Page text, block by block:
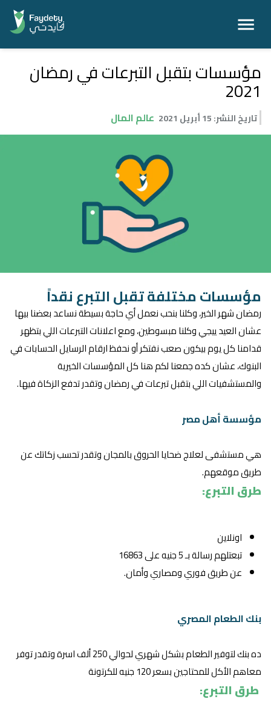
مؤسسات بتقبل التبرعات في رمضان
2021
تاريخ النشر:15 أبريل 2021 عالم المال
مؤسسات مختلفة تقبل التبرع نقداً
رمضان شهر الخير، وكلنا بنحب نعمل أي حاجة بسيطة نساعد بعضنا بيها
عشان العيد ييجي وكلنا مبسوطين، ومع اعلانات التبرعات اللي بتظهر
قدامنا كل يوم بيكون صعب نفتكر أو نحفظ ارقام الرسايل الحسابات في
البنوك، عشان كده جمعنا لكم هنا كل المؤسسات الخيرية
والمستشفيات اللي بتقبل تبرعات في رمضان وتقدر تدفع الزكاة فيها.
مؤسسة أهل مصر
هي مستشفى لعلاج ضحايا الحروق بالمجان وتقدر تحسب زكاتك عن
طريق موقعهم.
طرق التبرع:
اونلاين
تبعتلهم رسالة بـ 5 جنيه على 16863
عن طريق فوري ومصاري وأمان.
بنك الطعام المصري
ده بنك لتوفير الطعام بشكل شهري لحوالي 250 ألف اسرة وتقدر توفر
معاهم الأكل للمحتاجين بسعر 120 جنيه للكرتونة
طرق التبرع: